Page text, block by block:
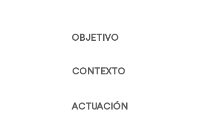
OBJETIVO
CONTEXTO
ACTUACIÓN